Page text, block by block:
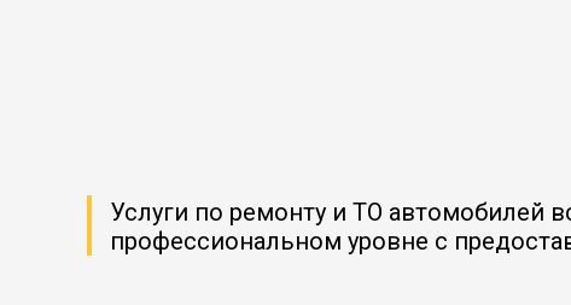
Услуги по ремонту и ТО автомобилей
профессиональном уровне с